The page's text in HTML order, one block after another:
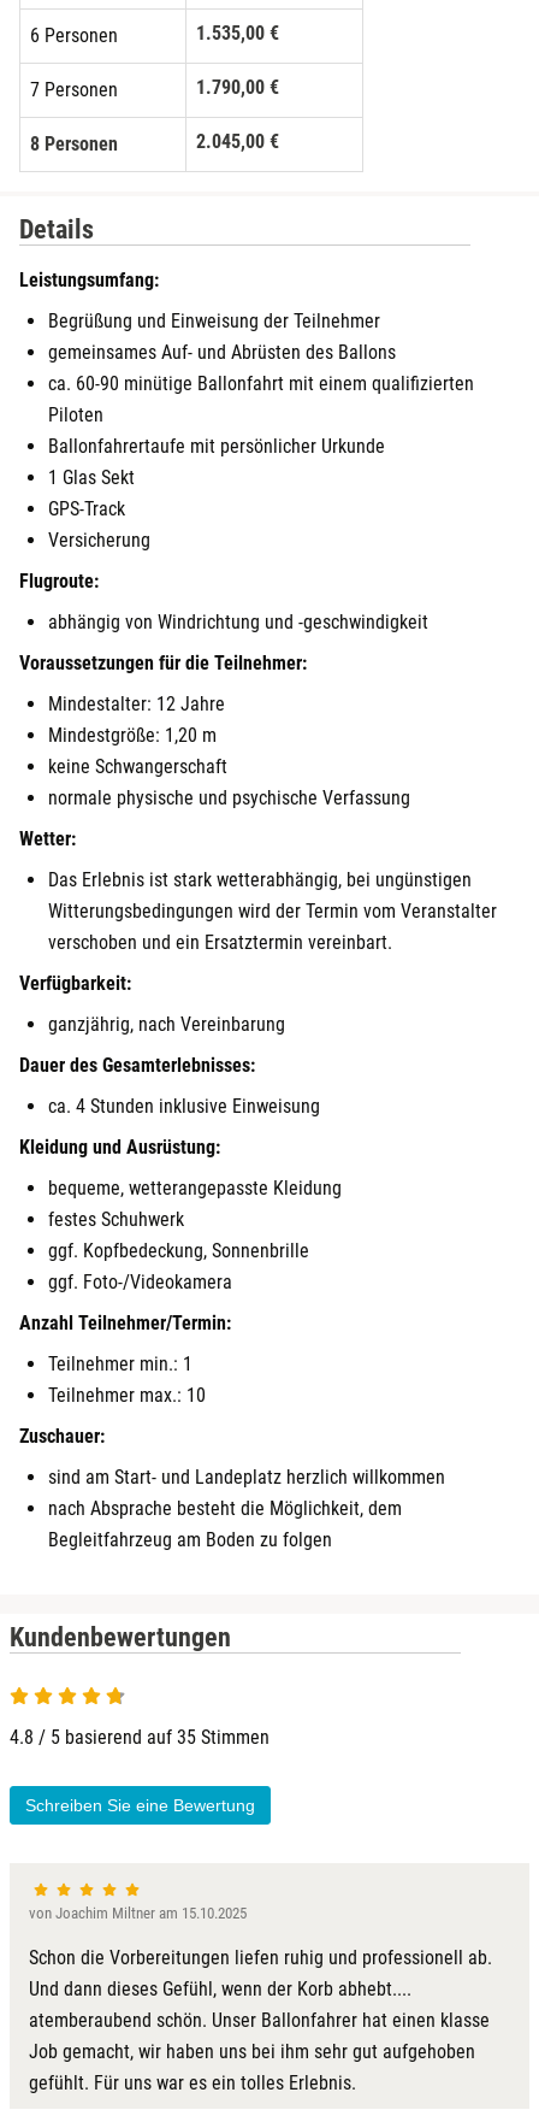
6 Personen 1.535,00 €
7 Personen 1.790,00 €
8 Personen 2.045,00 €
10 Personen 2.555,00 €
Details
Leistungsumfang:
Begrüßung und Einweisung der Teilnehmer
gemeinsames Auf- und Abrüsten des Ballons
ca. 60-90 minütige Ballonfahrt mit einem qualifizierten
Piloten
Ballonfahrertaufe mit persönlicher Urkunde
1 Glas Sekt
GPS-Track
Versicherung
Flugroute:
abhängig von Windrichtung und -geschwindigkeit
Voraussetzungen für die Teilnehmer:
Mindestalter: 12 Jahre
Mindestgröße: 1,20 m
keine Schwangerschaft
normale physische und psychische Verfassung
Wetter:
Das Erlebnis ist stark wetterabhängig, bei ungünstigen
Witterungsbedingungen wird der Termin vom Veranstalter
verschoben und ein Ersatztermin vereinbart.
Verfügbarkeit:
ganzjährig, nach Vereinbarung
Dauer des Gesamterlebnisses:
ca. 4 Stunden inklusive Einweisung
Kleidung und Ausrüstung:
bequeme, wetterangepasste Kleidung
festes Schuhwerk
ggf. Kopfbedeckung, Sonnenbrille
ggf. Foto-/Videokamera
Anzahl Teilnehmer/Termin:
Teilnehmer min.: 1
Teilnehmer max.: 10
Zuschauer:
sind am Start- und Landeplatz herzlich willkommen
nach Absprache besteht die Möglichkeit, dem
Begleitfahrzeug am Boden zu folgen
Kundenbewertungen
4.8 von 5
4.8 / 5 basierend auf 35 Stimmen
Schreiben Sie eine Bewertung
von Joachim Miltner am 15.10.2025
Schon die Vorbereitungen liefen ruhig und professionell ab.
Und dann dieses Gefühl, wenn der Korb abhebt....
atemberaubend schön. Unser Ballonfahrer hat einen klasse
Job gemacht, wir haben uns bei ihm sehr gut aufgehoben
gefühlt. Für uns war es ein tolles Erlebnis.